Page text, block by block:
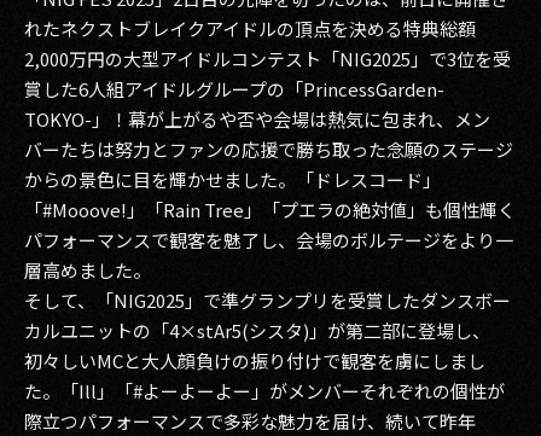
2013
2012
2011
2010
2009
れたネクストブレイクアイドルの頂点を決める特典総額
2,000万円の大型アイドルコンテスト「NIG2025」で3位を受
賞した6⼈組アイドルグループの「PrincessGarden-
TOKYO-」！幕が上がるや否や会場は熱気に包まれ、メン
バーたちは努力とファンの応援で勝ち取った念願のステージ
からの景色に目を輝かせました。「ドレスコード」
「#Mooove!」「Rain Tree」「プエラの絶対値」も個性輝く
パフォーマンスで観客を魅了し、会場のボルテージをより一
層高めました。
そして、「NIG2025」で準グランプリを受賞したダンスボー
カルユニットの「4×stAr5(シスタ)」が第二部に登場し、
初々しいMCと大人顔負けの振り付けで観客を虜にしまし
た。「Ill」「#よーよーよー」がメンバーそれぞれの個性が
際立つパフォーマンスで多彩な魅力を届け、続いて昨年